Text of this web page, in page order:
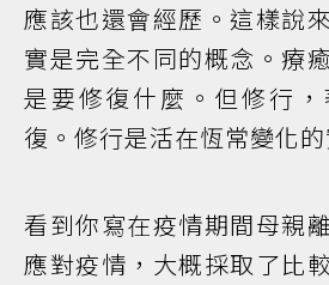
應該也還會經歷。這樣說
實是完全不同的概念。療
是要修復什麼。但修行
復。修行是活在恆常變化的
看到你寫在疫情期間母親
應對疫情，大概採取了比